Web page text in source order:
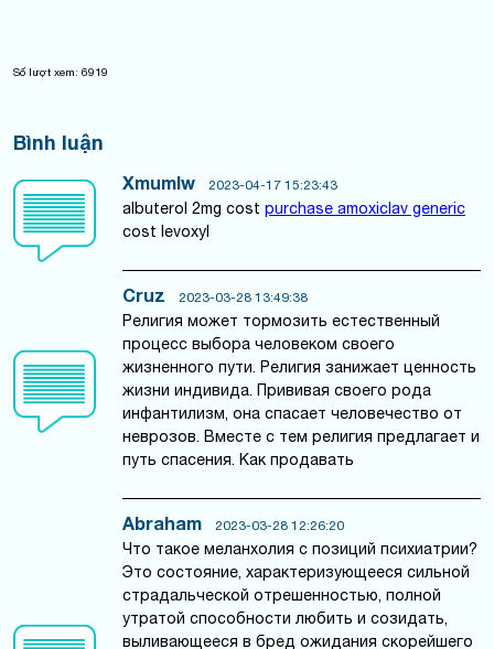
Số lượt xem: 6919
Bình luận
Xmumlw 2023-04-17 15:23:43
albuterol 2mg cost purchase amoxiclav generic
cost levoxyl
Cruz 2023-03-28 13:49:38
Религия может тормозить естественный
процесс выбора человеком своего
жизненного пути. Религия занижает ценность
жизни индивида. Прививая своего рода
инфантилизм, она спасает человечество от
неврозов. Вместе с тем религия предлагает и
путь спасения. Как продавать
Abraham 2023-03-28 12:26:20
Что такое меланхолия с позиций психиатрии?
Это состояние, характеризующееся сильной
страдальческой отрешенностью, полной
утратой способности любить и созидать,
выливающееся в бред ожидания скорейшего